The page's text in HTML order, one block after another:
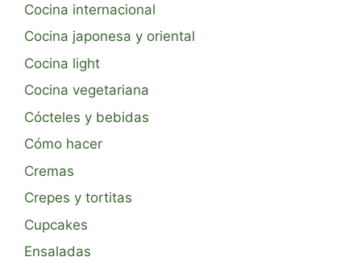
Cocina internacional
Cocina japonesa y oriental
Cocina light
Cocina vegetariana
Cócteles y bebidas
Cómo hacer
Cremas
Crepes y tortitas
Cupcakes
Ensaladas